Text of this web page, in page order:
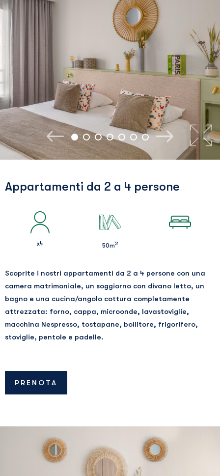
Appartamenti da 2 a 4 persone
x4 50m2
Scoprite i nostri appartamenti da 2 a 4 persone con una
camera matrimoniale, un soggiorno con divano letto, un
bagno e una cucina/angolo cottura completamente
attrezzata: forno, cappa, microonde, lavastoviglie,
macchina Nespresso, tostapane, bollitore, frigorifero,
stoviglie, pentole e padelle.
PRENOTA